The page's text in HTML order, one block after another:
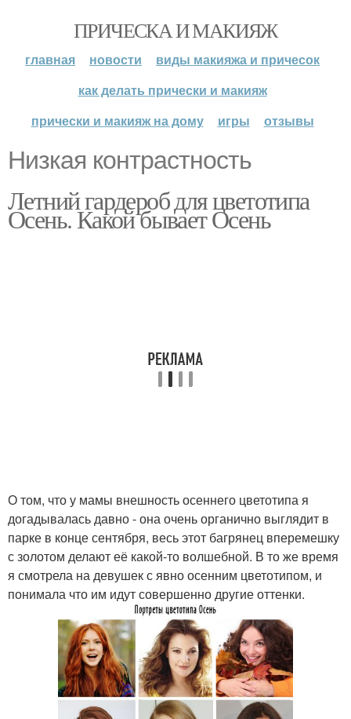
ПРИЧЕСКА И МАКИЯЖ
главная новости
виды макияжа и причесок
как делать прически и макияж
прически и макияж на дому
игры отзывы
Низкая контрастность
Летний гардероб для цветотипа
Осень. Какой бывает Осень
О том, что у мамы внешность осеннего цветотипа я
догадывалась давно - она очень органично выглядит в
парке в конце сентября, весь этот багрянец вперемешку
с золотом делают её какой-то волшебной. В то же время
я смотрела на девушек с явно осенним цветотипом, и
понимала что им идут совершенно другие оттенки.